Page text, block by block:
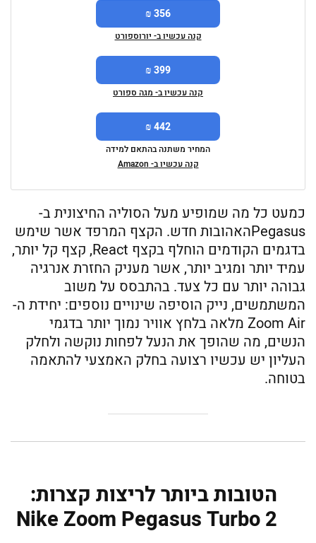
356 ₪
קנה עכשיו ב- יורוספורט
399 ₪
קנה עכשיו ב- מגה ספורט
442 ₪
המחיר משתנה בהתאם למידה
קנה עכשיו ב- Amazon
כמעט כל מה שמופיע מעל הסוליה החיצונית ב-
Pegasusהאהובות חדש. הקצף המרפד אשר שימש
בדגמים הקודמים הוחלף בקצף React, קצף קל יותר,
עמיד יותר ומגיב יותר, אשר מעניק החזרת אנרגיה
גבוהה יותר עם כל צעד. בהתבסס על משוב
המשתמשים, נייק הוסיפה שינויים נוספים: יחידת ה-
Zoom Air מלאה בלחץ אוויר נמוך יותר בדגמי
הנשים, מה שהופך את הנעל לפחות נוקשה ולחלק
העליון יש עכשיו רצועה בחלק האמצעי להתאמה
בטוחה.
הטובות ביותר לריצות קצרות:
Nike Zoom Pegasus Turbo 2